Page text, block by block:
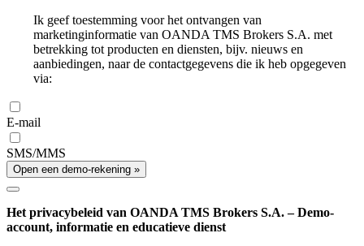
Ik geef toestemming voor het ontvangen van
marketinginformatie van OANDA TMS Brokers S.A. met
betrekking tot producten en diensten, bijv. nieuws en
aanbiedingen, naar de contactgegevens die ik heb opgegeven
via:
E-mail
SMS/MMS
Open een demo-rekening »
Het privacybeleid van OANDA TMS Brokers S.A. – Demo-
account, informatie en educatieve dienst